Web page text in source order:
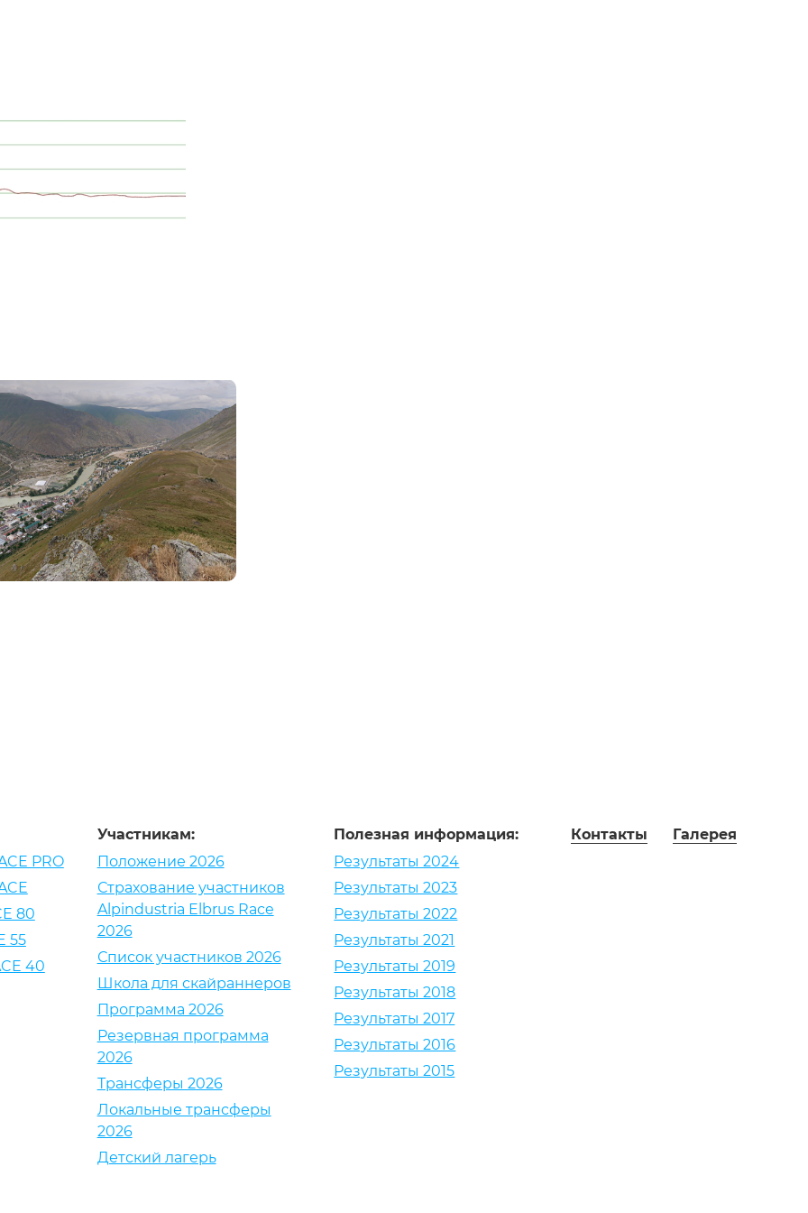
PRO
80
55
40
Участникам:
Положение 2026
Страхование участников
Alpindustria Elbrus Race
2026
Список участников 2026
Школа для скайраннеров
Программа 2026
Резервная программа
2026
Трансферы 2026
Локальные трансферы
2026
Детский лагерь
Полезная информация:
Результаты 2024
Результаты 2023
Результаты 2022
Результаты 2021
Результаты 2019
Результаты 2018
Результаты 2017
Результаты 2016
Результаты 2015
Контакты Галерея